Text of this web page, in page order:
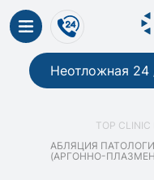
Неотложная 24
TOP CLINIC
АБЛЯЦИЯ
(АРГОННО-